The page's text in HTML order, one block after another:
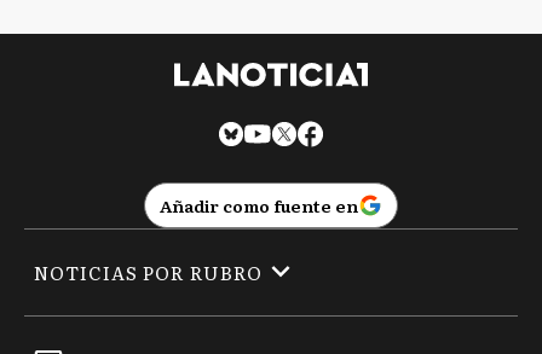
Añadir como fuente en
NOTICIAS POR RUBRO